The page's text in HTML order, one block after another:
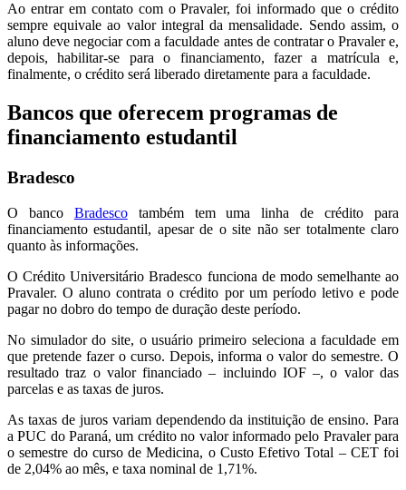
Ao entrar em contato com o Pravaler, foi informado que o crédito
sempre equivale ao valor integral da mensalidade. Sendo assim, o
aluno deve negociar com a faculdade antes de contratar o Pravaler e,
depois, habilitar-se para o financiamento, fazer a matrícula e,
finalmente, o crédito será liberado diretamente para a faculdade.
Bancos que oferecem programas de
financiamento estudantil
Bradesco
O banco Bradescotambém tem uma linha de crédito para
financiamento estudantil, apesar de o site não ser totalmente claro
quanto às informações.
O Crédito Universitário Bradesco funciona de modo semelhante ao
Pravaler. O aluno contrata o crédito por um período letivo e pode
pagar no dobro do tempo de duração deste período.
No simulador do site, o usuário primeiro seleciona a faculdade em
que pretende fazer o curso. Depois, informa o valor do semestre. O
resultado traz o valor financiado – incluindo IOF –, o valor das
parcelas e as taxas de juros.
As taxas de juros variam dependendo da instituição de ensino. Para
a PUC do Paraná, um crédito no valor informado pelo Pravaler para
o semestre do curso de Medicina, o Custo Efetivo Total – CET foi
de 2,04% ao mês, e taxa nominal de 1,71%.